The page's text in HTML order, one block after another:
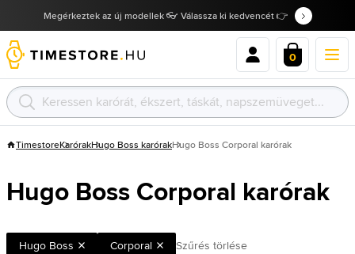
Megérkeztek az új modellek 👓 Válassza ki kedvencét 👉
0
TimestoreKarórakHugo Boss karórakHugo Boss Corporal karórak
Hugo Boss Corporal karórak
Hugo Boss Corporal Szűrés törlése